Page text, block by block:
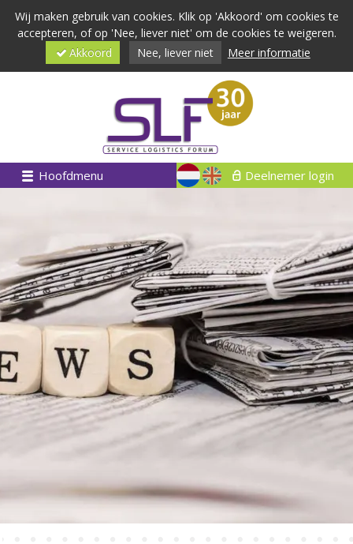
Wij maken gebruik van cookies. Klik op 'Akkoord' om cookies te
accepteren, of op 'Nee, liever niet' om de cookies te weigeren.
Akkoord
Nee, liever niet Meer informatie
Hoofdmenu Deelnemer login